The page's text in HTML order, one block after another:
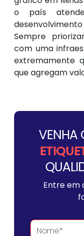
o país
Sempre
com uma
extremamente
que agregam
VENHA
Entre em